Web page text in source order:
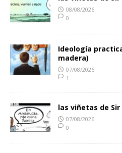
08/08/2026
0
Ideología
madera)
07/08/2026
1
las viñetas de Sir
07/08/2026
0